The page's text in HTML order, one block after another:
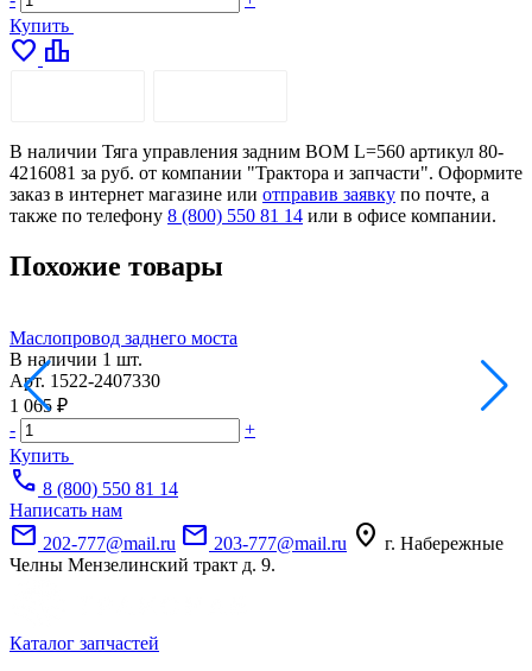
Купить
favorite leaderboard
В наличии Тяга управления задним ВОМ L=560 артикул 80-
4216081 за руб. от компании "Трактора и запчасти". Оформите
заказ в интернет магазине или отправив заявку по почте, а
также по телефону 8 (800) 550 81 14 или в офисе компании.
Похожие товары
Маслопровод заднего моста
В наличии 1 шт.
Арт. 1522-2407330
1 065 ₽
-
+
Купить
call 8 (800) 550 81 14
Написать нам
mail 202-777@mail.ru mail 203-777@mail.ru location_on г. Набережные
Челны Мензелинский тракт д. 9.
Каталог запчастей